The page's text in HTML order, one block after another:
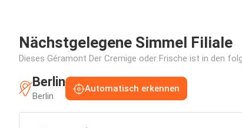
Nächstgelegene Simmel Filiale
Dieses Géramont Der Cremige oder Frische ist in den
Berlin
Berlin
Automatisch erkennen